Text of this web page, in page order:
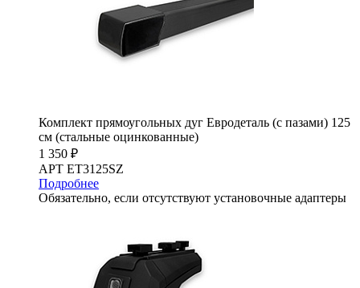
Комплект прямоугольных дуг Евродеталь (с пазами) 125
см (стальные оцинкованные)
1 350 ₽
АРТ ET3125SZ
Подробнее
Обязательно, если отсутствуют установочные адаптеры